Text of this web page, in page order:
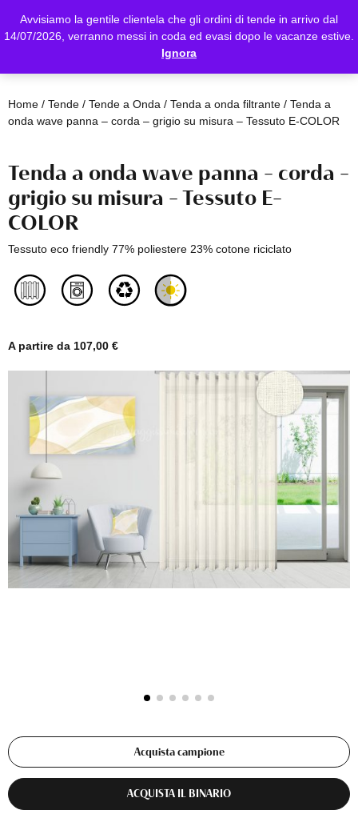
Avvisiamo la gentile clientela che gli ordini di tende in arrivo dal
14/07/2026, verranno messi in coda ed evasi dopo le vacanze estive.
Ignora
Home/ Tende/ Tende a Onda / Tenda a onda filtrante/ Tenda a
onda wave panna – corda – grigio su misura – Tessuto E-COLOR
Tenda a onda wave panna – corda –
grigio su misura – Tessuto E-
COLOR
Tessuto eco friendly 77% poliestere 23% cotone riciclato
A partire da 107,00 €
Acquista campione
ACQUISTA IL BINARIO